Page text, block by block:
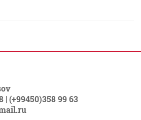
| (+99450)358 99 63